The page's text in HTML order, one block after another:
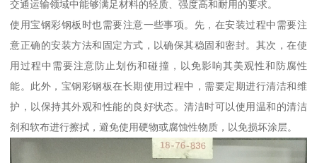
交通运输领域中能够满足材料的轻质、强度高和耐用的要求。
使用宝钢彩钢板时也需要注意一些事项。先，在安装过程中需要注
意正确的安装方法和固定方式，以确保其稳固和密封。其次，在使
用过程中需要注意防止划伤和碰撞，以免影响其美观性和防腐性
能。此外，宝钢彩钢板在长期使用过程中，需要定期进行清洁和维
护，以保持其外观和性能的良好状态。清洁时可以使用温和的清洁
剂和软布进行擦拭，避免使用硬物或腐蚀性物质，以免损坏涂层。